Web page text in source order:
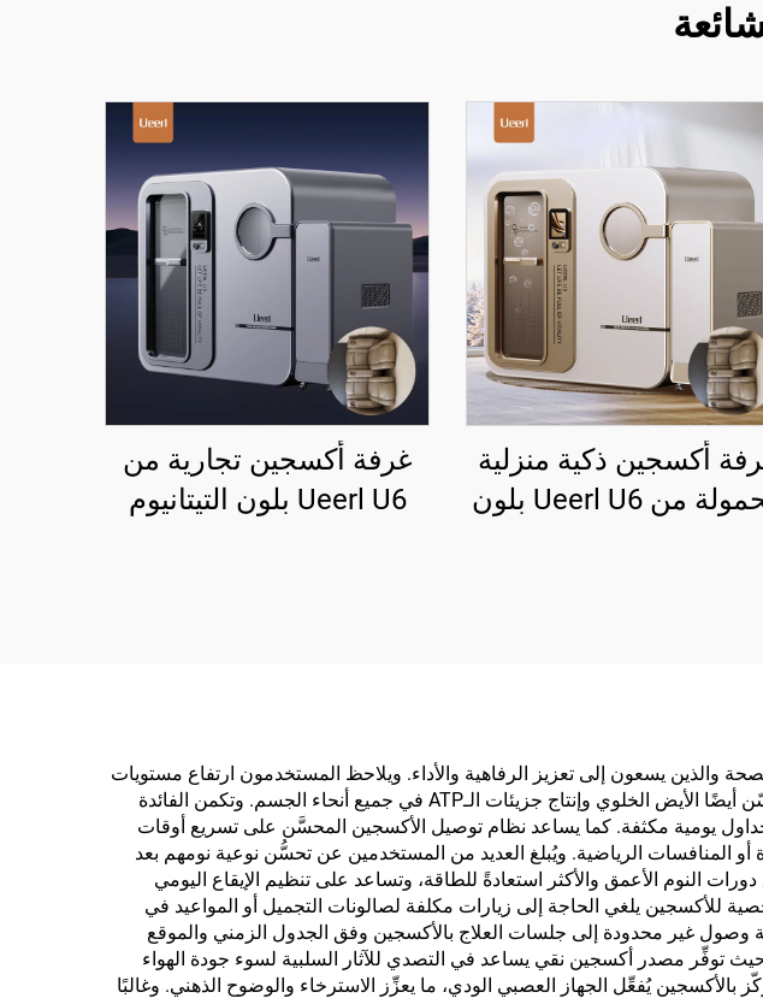
أكسجين ذكية منزلية
محمولة من Ueerl U6 بلون
غرفة أكسجين تجارية من
Ueerl U6 بلون التيتانيوم
والذين يسعون إلى تعزيز الرفاهية والأداء. ويلاحظ المستخدمون ارتفاع مستويات
الطاقة لديهم خلال دقائق من بدء جلسة العلاج بالأكسجين، إذ إن ازدياد تشبع الجسم بالأكسجين يحسّن أيضًا الأيض الخلوي وإنتاج جزيئات الـATP في جميع أنحاء الجسم. وتكمن الفائدة
يومية مكثفة. كما يساعد نظام توصيل الأكسجين المحسَّن على تسريع أوقات
أو المنافسات الرياضية. ويُبلغ العديد من المستخدمين عن تحسُّن نوعية نومهم بعد
النوم الأعمق والأكثر استعادةً للطاقة، وتساعد على تنظيم الإيقاع اليومي
للأكسجين يلغي الحاجة إلى زيارات مكلفة لصالونات التجميل أو المواعيد في
وصول غير محدودة إلى جلسات العلاج بالأكسجين وفق الجدول الزمني والموقع
حيث توفِّر مصدر أكسجين نقي يساعد في التصدي للآثار السلبية لسوء جودة الهواء
بالأكسجين يُفعِّل الجهاز العصبي الودي، ما يعزِّز الاسترخاء والوضوح الذهني. وغالبًا